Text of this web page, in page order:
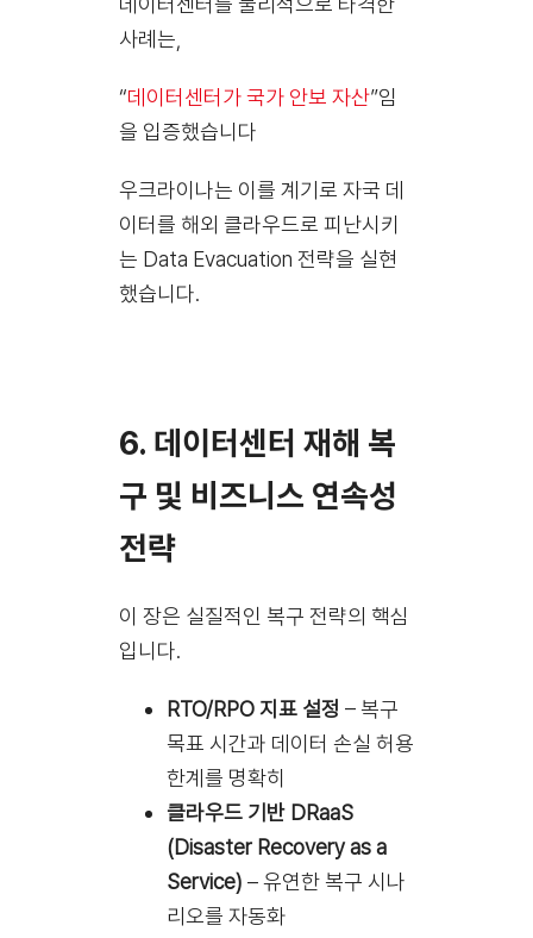
사례는,
“데이터센터가 국가 안보 자산”임
을 입증했습니다
우크라이나는 이를 계기로 자국 데
이터를 해외 클라우드로 피난시키
는 Data Evacuation 전략을 실현
했습니다.
6. 데이터센터 재해 복
구 및 비즈니스 연속성
전략
이 장은 실질적인 복구 전략의 핵심
입니다.
RTO/RPO 지표 설정 – 복구
목표 시간과 데이터 손실 허용
한계를 명확히
클라우드 기반 DRaaS
(Disaster Recovery as a
Service) – 유연한 복구 시나
리오를 자동화